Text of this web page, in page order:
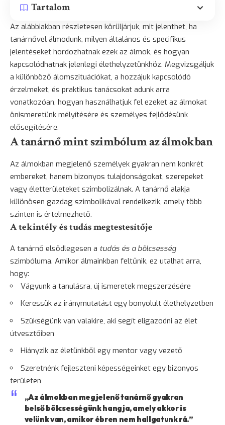
Tartalom
Az alábbiakban részletesen körüljárjuk, mit jelenthet, ha
tanárnővel álmodunk, milyen általános és specifikus
jelentéseket hordozhatnak ezek az álmok, és hogyan
kapcsolódhatnak jelenlegi élethelyzetünkhöz. Megvizsgáljuk
a különböző álomszituációkat, a hozzájuk kapcsolódó
érzelmeket, és praktikus tanácsokat adunk arra
vonatkozóan, hogyan használhatjuk fel ezeket az álmokat
önismeretünk mélyítésére és személyes fejlődésünk
elősegítésére.
A tanárnő mint szimbólum az álmokban
Az álmokban megjelenő személyek gyakran nem konkrét
embereket, hanem bizonyos tulajdonságokat, szerepeket
vagy életterületeket szimbolizálnak. A tanárnő alakja
különösen gazdag szimbolikával rendelkezik, amely több
szinten is értelmezhető.
A tekintély és tudás megtestesítője
A tanárnő elsődlegesen a tudás és a bölcsesség
szimbóluma. Amikor álmainkban feltűnik, ez utalhat arra,
hogy:
Vágyunk a tanulásra, új ismeretek megszerzésére
Keressük az iránymutatást egy bonyolult élethelyzetben
Szükségünk van valakire, aki segít eligazodni az élet
útvesztőiben
Hiányzik az életünkből egy mentor vagy vezető
Szeretnénk fejleszteni képességeinket egy bizonyos
területen
„Az álmokban megjelenő tanárnő gyakran
belső bölcsességünk hangja, amely akkor is
velünk van, amikor ébren nem hallgatunk rá.”